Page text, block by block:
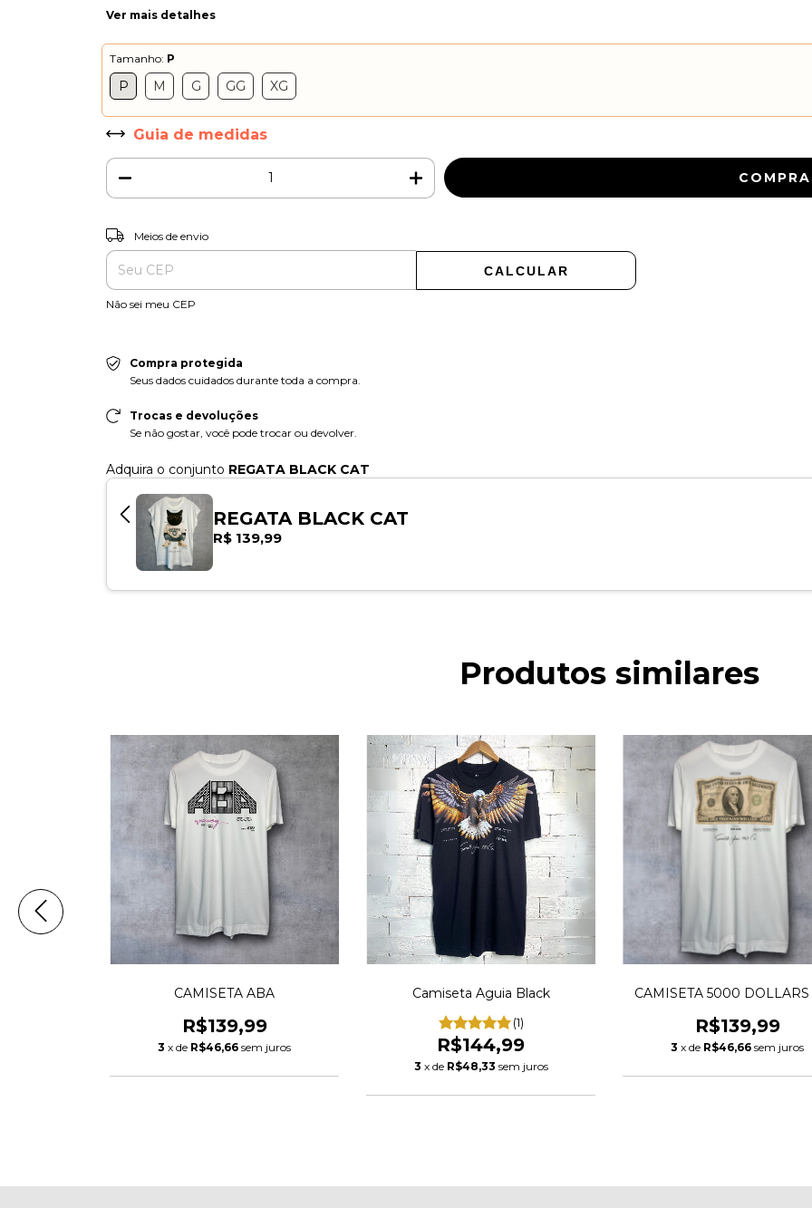
Ver mais detalhes
Tamanho: P
P M G GG XG
Guia de medidas
Entregas para o CEP:
Meios de envio
CALCULAR
Não sei meu CEP
Compra protegida
Seus dados cuidados durante toda a compra.
Trocas e devoluções
Se não gostar, você pode trocar ou devolver.
Produtos similares
CAMISETA ABA
R$139,99
3 x de R$46,66 sem juros
Camiseta Aguia Black
(1)
R$144,99
3 x de R$48,33 sem juros
CAMISETA 5000 DOLLARS
R$139,99
3 x de R$46,66 sem juros